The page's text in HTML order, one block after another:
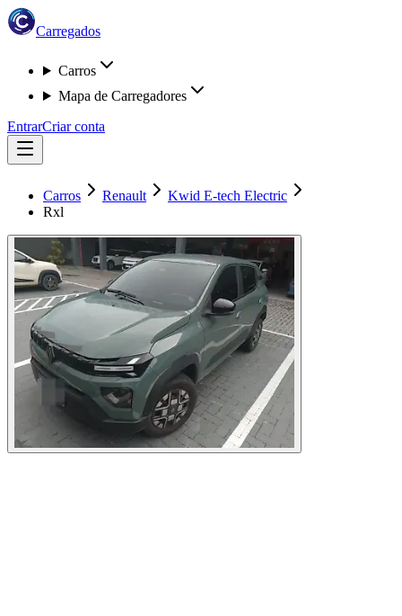
Carregados
Carros
Mapa de Carregadores
EntrarCriar conta
Carros Renault
Kwid E-tech Electric
Rxl